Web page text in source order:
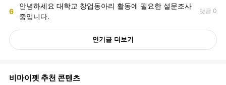
6
안녕하세요 대학교 창업동아리 활동에 필요한 설문조사
중입니다.
댓글 0
인기글 더보기
비마이펫 추천 콘텐츠